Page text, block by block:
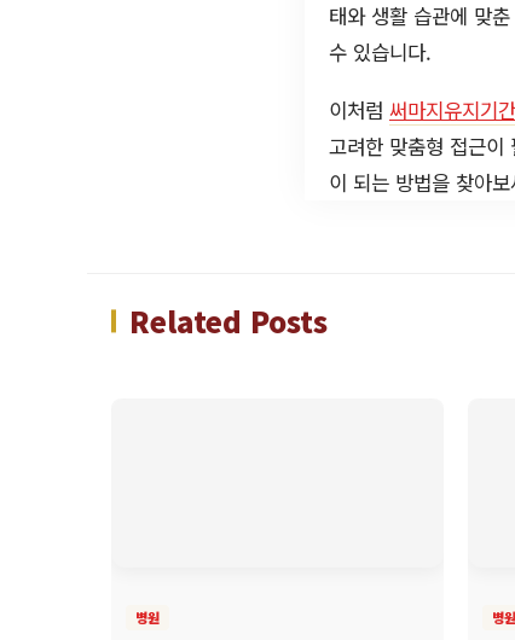
태와 생활 습관에 맞
수 있습니다.
이처럼 써마지유지기간
고려한 맞춤형 접근이
이 되는 방법을 찾아
Related Posts
병원 병원